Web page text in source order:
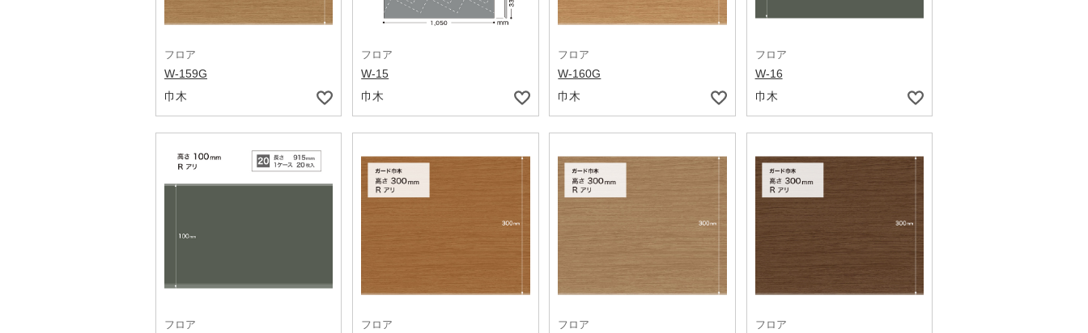
フロア
W-159G
巾木
フロア
W-15
巾木
フロア
W-160G
巾木
フロア
W-16
巾木
フロア フロア フロア フロア